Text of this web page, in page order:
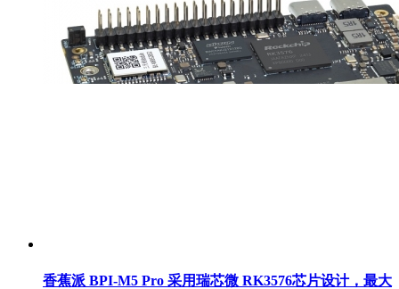
香蕉派 BPI-M5 Pro 采用瑞芯微 RK3576芯片设计，最大